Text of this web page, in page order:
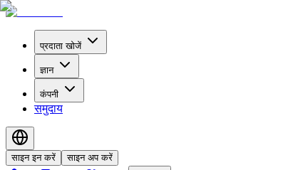
प्रदाता खोजें
ज्ञान
कंपनी
समुदाय
साइन इन करें साइन अप करें